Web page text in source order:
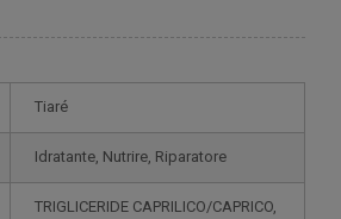
Tiaré
Idratante, Nutrire, Riparatore
TRIGLICERIDE CAPRILICO/CAPRICO,